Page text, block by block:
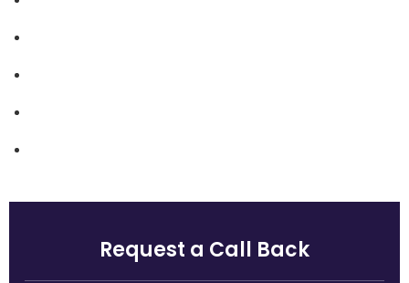
Request a Call Back